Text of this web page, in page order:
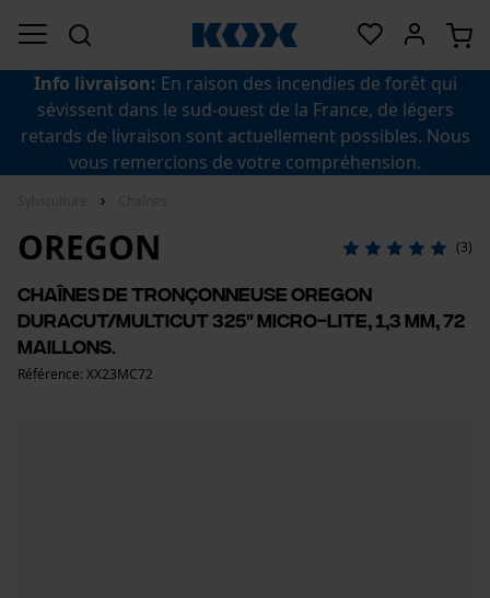
Info livraison: En raison des incendies de forêt qui
sévissent dans le sud-ouest de la France, de légers
retards de livraison sont actuellement possibles. Nous
vous remercions de votre compréhension.
OREGON (3)
Chaînes de tronçonneuse Oregon
DuraCut/MultiCut 325" Micro-Lite, 1,3 mm, 72
maillons.
Référence: XX23MC72